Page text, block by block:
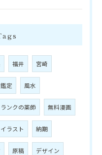
福井 宮崎
定 風水
ランクの薬師 無料漫画
イラスト 納期
原稿 デザイン